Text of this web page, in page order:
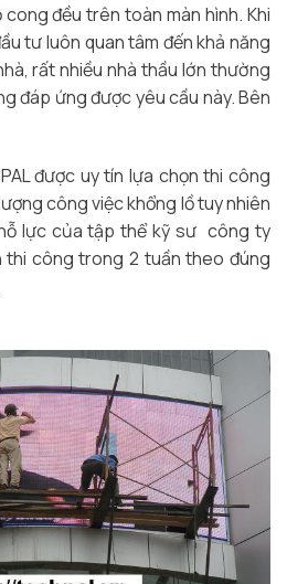
đều trên toàn màn hình. Khi
tư luôn quan tâm đến khả năng
rất nhiều nhà thầu lớn thường
đáp ứng được yêu cầu này. Bên
được uy tín lựa chọn thi công
công việc khổng lồ tuy nhiên
lực của tập thể kỹ sư công ty
thi công trong 2 tuần theo đúng